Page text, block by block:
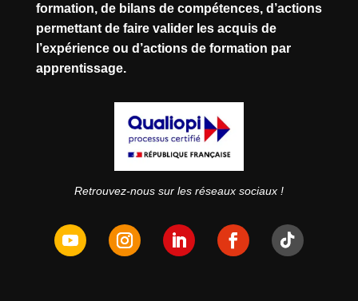
formation, de bilans de compétences, d’actions
permettant de faire valider les acquis de
l’expérience ou d’actions de formation par
apprentissage.
Retrouvez-nous sur les réseaux sociaux !